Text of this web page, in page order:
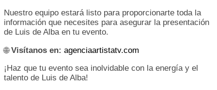
Nuestro equipo estará listo para proporcionarte toda la
información que necesites para asegurar la presentación
de Luis de Alba en tu evento.
🌐Visítanos en: agenciaartistatv.com
¡Haz que tu evento sea inolvidable con la energía y el
talento de Luis de Alba!